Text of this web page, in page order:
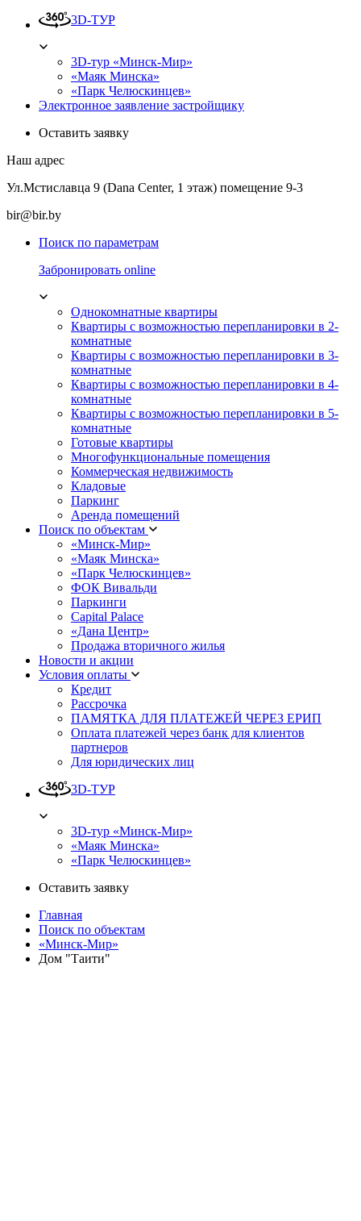
3D-ТУР
3D-тур «Минск-Мир»
«Маяк Минска»
«Парк Челюскинцев»
Электронное заявление застройщику
Оставить заявку
Наш адрес
Ул.Мстиславца 9 (Dana Center, 1 этаж) помещение 9-3
bir@bir.by
Поиск по параметрам
Забронировать online
Однокомнатные квартиры
Квартиры с возможностью перепланировки в 2-
комнатные
Квартиры с возможностью перепланировки в 3-
комнатные
Квартиры с возможностью перепланировки в 4-
комнатные
Квартиры с возможностью перепланировки в 5-
комнатные
Готовые квартиры
Многофункциональные помещения
Коммерческая недвижимость
Кладовые
Паркинг
Аренда помещений
Поиск по объектам
«Минск-Мир»
«Маяк Минска»
«Парк Челюскинцев»
ФОК Вивальди
Паркинги
Capital Palace
«Дана Центр»
Продажа вторичного жилья
Новости и акции
Условия оплаты
Кредит
Рассрочка
ПАМЯТКА ДЛЯ ПЛАТЕЖЕЙ ЧЕРЕЗ ЕРИП
Оплата платежей через банк для клиентов
партнеров
Для юридических лиц
3D-ТУР
3D-тур «Минск-Мир»
«Маяк Минска»
«Парк Челюскинцев»
Оставить заявку
Главная
Поиск по объектам
«Минск-Мир»
Дом "Таити"